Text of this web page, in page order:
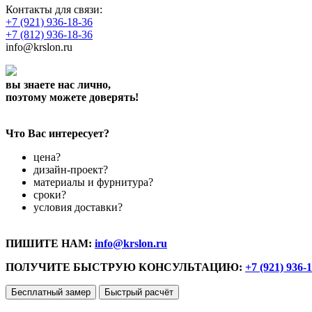
Контакты для связи:
+7 (921) 936-18-36
+7 (812) 936-18-36
info@krslon.ru
вы знаете нас лично,
поэтому можете доверять!
Что Вас интересует?
цена?
дизайн-проект?
материалы и фурнитура?
сроки?
условия доставки?
ПИШИТЕ НАМ: info@krslon.ru
ПОЛУЧИТЕ БЫСТРУЮ КОНСУЛЬТАЦИЮ: +7 (921) 936-
Бесплатный замер Быстрый расчёт